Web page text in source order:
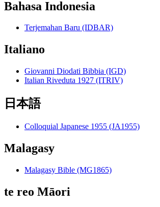
Bahasa Indonesia
Terjemahan Baru (IDBAR)
Italiano
Giovanni Diodati Bibbia (IGD)
Italian Riveduta 1927 (ITRIV)
日本語
Colloquial Japanese 1955 (JA1955)
Malagasy
Malagasy Bible (MG1865)
te reo Māori